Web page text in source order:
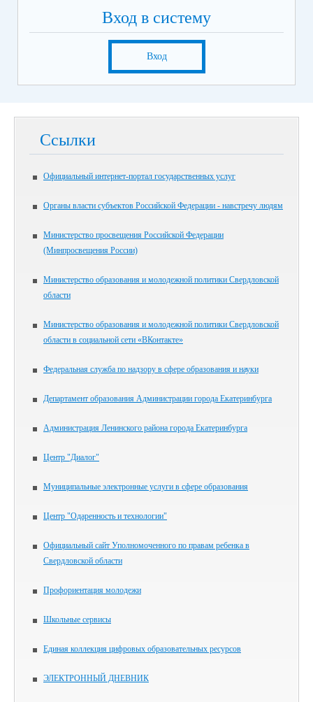
Вход в систему
Вход
Ссылки
Официальный интернет-портал государственных услуг
Органы власти субъектов Российской Федерации - навстречу людям
Министерство просвещения Российской Федерации
(Минпросвещения России)
Министерство образования и молодежной политики Свердловской
области
Министерство образования и молодежной политики Свердловской
области в социальной сети «ВКонтакте»
Федеральная служба по надзору в сфере образования и науки
Департамент образования Администрации города Екатеринбурга
Администрация Ленинского района города Екатеринбурга
Центр "Диалог"
Муниципальные электронные услуги в сфере образования
Центр "Одаренность и технологии"
Официальный сайт Уполномоченного по правам ребенка в
Свердловской области
Профориентация молодежи
Школьные сервисы
Единая коллекция цифровых образовательных ресурсов
ЭЛЕКТРОННЫЙ ДНЕВНИК